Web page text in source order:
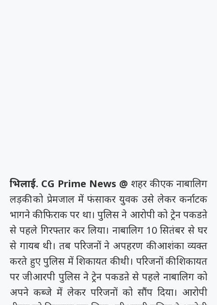
भिलाई. CG Prime News @ शहर की एक नाबालिग
लड़की को प्रेमजाल में फंसाकर युवक उसे लेकर कर्नाटक
भागने की फिराक पर था। पुलिस ने आरोपी को ट्रेन पकडऩे
से पहले गिरफ्तार कर लिया। नाबालिग 10 सितंबर से घर
से गायब थी। तब परिजनों ने अपहरण की आशंका व्यक्त
करते हुए पुलिस में शिकायत की थी। परिजनों की शिकायत
पर जीआरपी पुलिस ने ट्रेन पकडऩे से पहले नाबालिग को
अपने कब्जे में लेकर परिजनों को सौंप दिया। आरोपी